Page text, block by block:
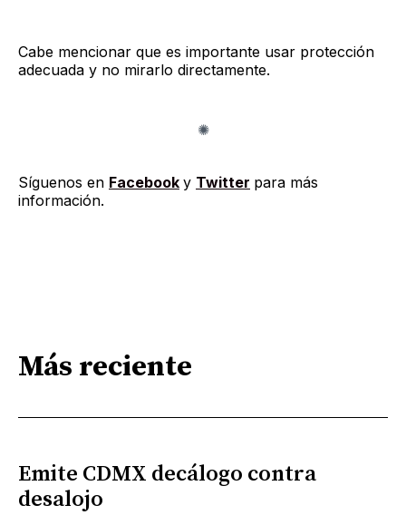
Cabe mencionar que es importante usar protección
adecuada y no mirarlo directamente.
Síguenos en Facebook y Twitter para más
información.
Más reciente
Emite CDMX decálogo contra
desalojo